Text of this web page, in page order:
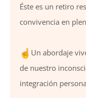
Éste es un retiro
convivencia en
Un abordaje
de nuestro
integración